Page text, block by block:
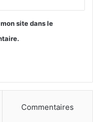
site dans le
Commentaires